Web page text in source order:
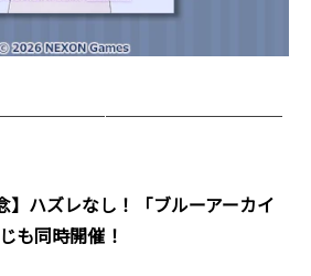
ハズレなし！「ブルーアーカイ
も同時開催！